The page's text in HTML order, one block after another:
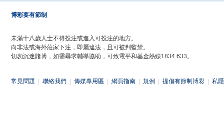
博彩要有節制
未滿十八歲人士不得投注或進入可投注的地方。
向非法或海外莊家下注，即屬違法，且可被判監禁。
切勿沉迷賭博，如需尋求輔導協助，可致電平和基金熱線1834 633。
常見問題 聯絡我們 傳媒專用區 網頁指南 規例 提倡有節制博彩 私